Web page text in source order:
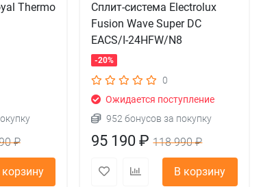
Thermo
₽
корзину
Сплит-система Electrolux
Fusion Wave Super DC
EACS/I-24HFW/N8
-20%
0
Ожидается поступление
952 бонусов за покупку
95 190 ₽118 990 ₽
В корзину